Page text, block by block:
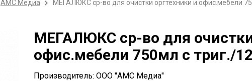
АМС Медиа МЕГАЛЮКС ср-во для очистки оргтехники и офис.мебели
МЕГАЛЮКС ср-во для
офис.мебели 750мл с триг./
Производитель: ООО "АМС Медиа"